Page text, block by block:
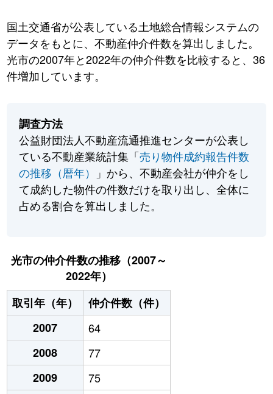
国土交通省が公表している土地総合情報システムの
データをもとに、不動産仲介件数を算出しました。
光市の2007年と2022年の仲介件数を比較すると、36
件増加しています。
調査方法
公益財団法人不動産流通推進センターが公表し
ている不動産業統計集「売り物件成約報告件数
の推移（暦年）
」から、不動産会社が仲介をし
て成約した物件の件数だけを取り出し、全体に
占める割合を算出しました。
光市の仲介件数の推移（2007～
2022年）
取引年（年）
仲介件数（件）
2007
64
2008
77
2009
75